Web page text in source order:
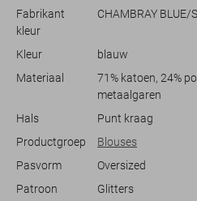
element toe dat zowel casual als iets
worden. Combineer het met een
gepolijste uitstraling. De
zorgen ervoor dat je het keer op keer
Fabrikant
kleur
CHAMBRAY BLUE/
Kleur
blauw
Materiaal
71% katoen, 24%
metaalgaren
Hals
Punt kraag
Productgroep
Blouses
Pasvorm
Oversized
Patroon
Glitters